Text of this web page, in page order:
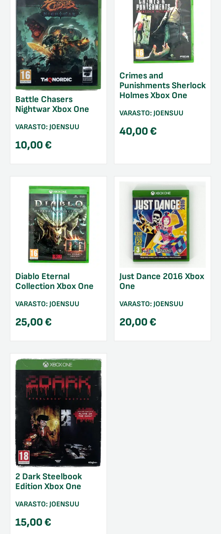
Battle Chasers
Nightwar Xbox One
VARASTO: JOENSUU
10,00€
Crimes and
Punishments Sherlock
Holmes Xbox One
VARASTO: JOENSUU
40,00€
Diablo Eternal
Collection Xbox One
VARASTO: JOENSUU
25,00€
Just Dance 2016 Xbox
One
VARASTO: JOENSUU
20,00€
2 Dark Steelbook
Edition Xbox One
VARASTO: JOENSUU
15,00€